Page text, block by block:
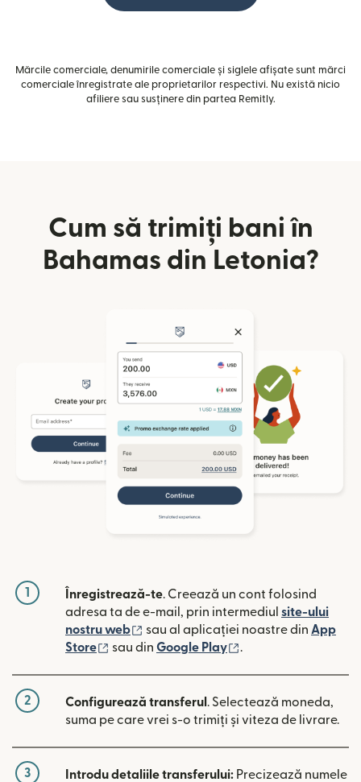
Mărcile comerciale, denumirile comerciale și siglele afișate sunt mărci
comerciale înregistrate ale proprietarilor respectivi. Nu există nicio
afiliere sau susținere din partea Remitly.
Cum să trimiți bani în
Bahamas din Letonia?
1 Înregistrează-te. Creează un cont folosind
adresa ta de e-mail, prin intermediul site-ului
nostru web
(se deschide într-o fereastră nouă)
sau al aplicației noastre din App
Store
(se deschide într-o fereastră nouă)
sau din Google Play .
2 Configurează transferul . Selectează moneda,
suma pe care vrei s-o trimiți și viteza de livrare.
3 Introdu detaliile transferului: Precizează numele